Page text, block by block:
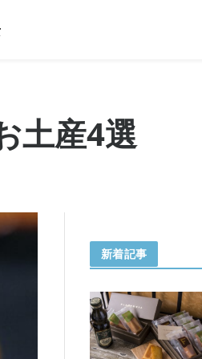
土産4選
新着記事